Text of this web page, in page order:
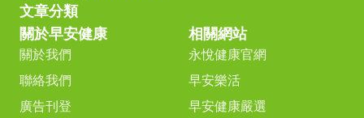
文章分類
關於早安健康
關於我們
聯絡我們
廣告刊登
相關網站
永悅健康官網
早安樂活
早安健康嚴選